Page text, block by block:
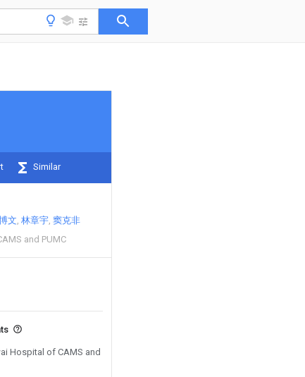
Similar
文 林章宇 窦克非
and PUMC
Hospital of CAMS and